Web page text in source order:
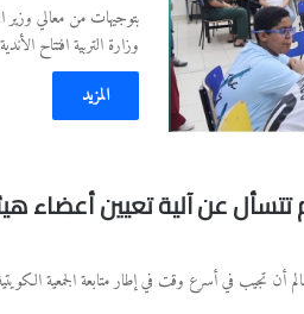
بتوجيهات من معالي وزير
وزارة التربية افتتاح
المزيد
تتسأل عن آلية تعيين أعضاء
أن تجيب في أسرع وقت في إطار متابعة الجمعية